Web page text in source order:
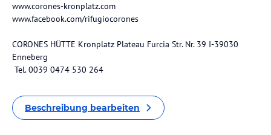
www.corones-kronplatz.com
www.facebook.com/rifugiocorones
CORONES HÜTTE Kronplatz Plateau Furcia Str. Nr. 39 I-39030
Enneberg
Tel. 0039 0474 530 264
Beschreibung bearbeiten